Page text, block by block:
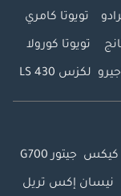
تويوتا كامري
تويوتا كورولا
لكزس LS 430
كيكس جيتور G700
نيسان إكس تريل